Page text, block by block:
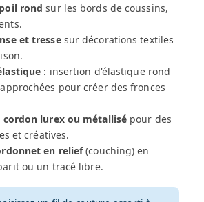
rond sur les bords de coussins,
et tressesur décorations textiles
: insertion d'élastique rond
pour créer des fronces
cordon lurex ou métallisé pour des
et créatives.
en relief(couching) en
ou un tracé libre.